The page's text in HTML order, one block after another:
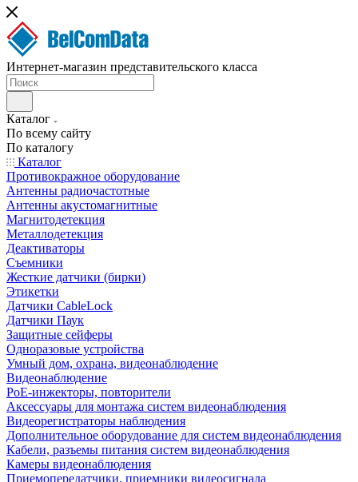
Интернет-магазин представительского класса
Каталог
По всему сайту
По каталогу
Каталог
Противокражное оборудование
Антенны радиочастотные
Антенны акустомагнитные
Магнитодетекция
Металлодетекция
Деактиваторы
Съемники
Жесткие датчики (бирки)
Этикетки
Датчики CableLock
Датчики Паук
Защитные сейферы
Одноразовые устройства
Умный дом, охрана, видеонаблюдение
Видеонаблюдение
PoE-инжекторы, повторители
Аксессуары для монтажа систем видеонаблюдения
Видеорегистраторы наблюдения
Дополнительное оборудование для систем видеонаблюдения
Кабели, разъемы питания систем видеонаблюдения
Камеры видеонаблюдения
Приемопередатчики, приемники видеосигнала